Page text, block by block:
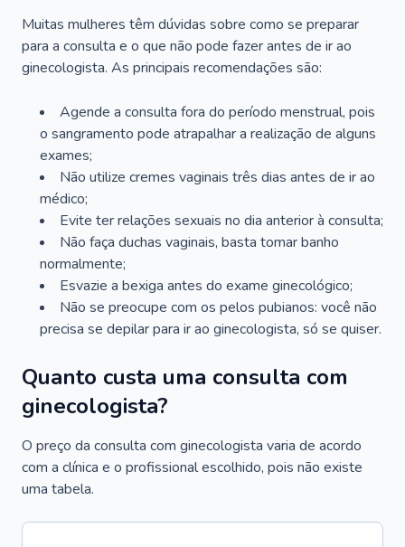
Muitas mulheres têm dúvidas sobre como se preparar
para a consulta e o que não pode fazer antes de ir ao
ginecologista. As principais recomendações são:
Agende a consulta fora do período menstrual, pois
o sangramento pode atrapalhar a realização de alguns
exames;
Não utilize cremes vaginais três dias antes de ir ao
médico;
Evite ter relações sexuais no dia anterior à consulta;
Não faça duchas vaginais, basta tomar banho
normalmente;
Esvazie a bexiga antes do exame ginecológico;
Não se preocupe com os pelos pubianos: você não
precisa se depilar para ir ao ginecologista, só se quiser.
Quanto custa uma consulta com
ginecologista?
O preço da consulta com ginecologista varia de acordo
com a clínica e o profissional escolhido, pois não existe
uma tabela.